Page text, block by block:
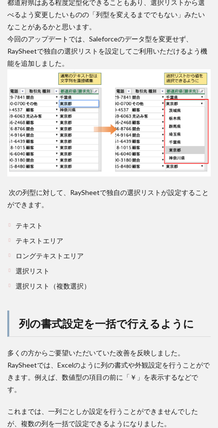
都道府県はある程度定型化できることもあり、選択リストから選
べるよう変更したいものの「列型を変えるまででもない」みたい
なことがあるかと思います。
今回のアップデートでは、Saleforceのデータ型を変更せず、
RaySheetで独自の選択リストを設定してご利用いただけるよう機
能を追加しました。
次の列型に対して、RaySheetで独自の選択リストが設定すること
ができます。
テキスト
テキストエリア
ロングテキストエリア
選択リスト
選択リスト（複数選択）
列の書式設定を一括で行えるように
多くの方からご要望いただいていた改善を反映しました。
RaySheetでは、Excelのように列の書式や外観設定を行うことがで
きます。例えば、数値型の項目の前に「￥」を表示するなどで
す。
これまでは、一列ごとしか設定を行うことができませんでした
が、複数の列を一括で設定できるようになりました。